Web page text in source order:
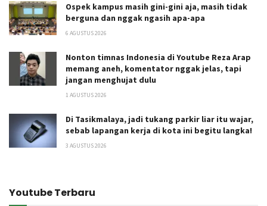
Ospek kampus masih gini-gini aja, masih tidak
berguna dan nggak ngasih apa-apa
6 AGUSTUS 2026
Nonton timnas Indonesia di Youtube Reza Arap
memang aneh, komentator nggak jelas, tapi
jangan menghujat dulu
1 AGUSTUS 2026
Di Tasikmalaya, jadi tukang parkir liar itu wajar,
sebab lapangan kerja di kota ini begitu langka!
3 AGUSTUS 2026
Youtube Terbaru